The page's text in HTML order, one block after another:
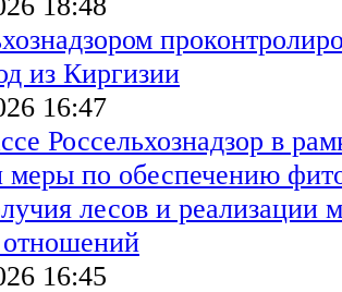
из Киргизии
16:47
Россельхознадзор в
меры по обеспечению
лесов и реализации
16:45